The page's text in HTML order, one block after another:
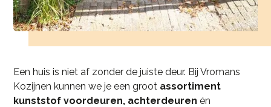
Een huis is niet af zonder de juiste deur. Bij Vromans
Kozijnen kunnen we je een groot assortiment
kunststof voordeuren, achterdeurenén